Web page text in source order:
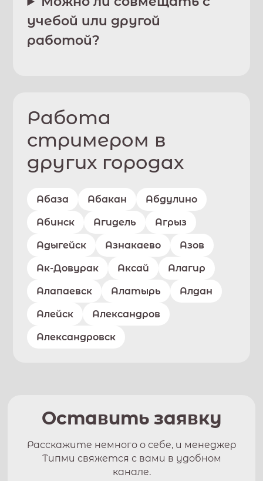
учебой или другой
работой?
Работа
стримером в
других городах
Абаза Абакан Абдулино
Абинск Агидель Агрыз
Адыгейск Азнакаево Азов
Ак-Довурак Аксай Алагир
Алапаевск Алатырь Алдан
Алейск Александров
Александровск
Оставить заявку
Расскажите немного о себе, и менеджер
Типми свяжется с вами в удобном
канале.